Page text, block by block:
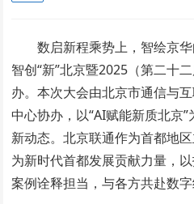
数启新程乘势上，智绘京
智创“新”北京暨2025（第二十
办。本次大会由北京市通信与
中心协办，以“AI赋能新质北京
新动态。北京联通作为首都地
为新时代首都发展贡献力量，
案例诠释担当，与各方共赴数